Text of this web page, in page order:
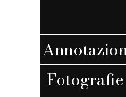
Annotazioni
Fotografie